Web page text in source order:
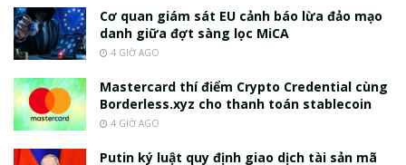
Cơ quan giám sát EU cảnh báo lừa đảo mạo
danh giữa đợt sàng lọc MiCA
4 GIỜ AGO
Mastercard thí điểm Crypto Credential cùng
Borderless.xyz cho thanh toán stablecoin
4 GIỜ AGO
Putin ký luật quy định giao dịch tài sản mã